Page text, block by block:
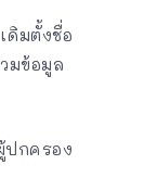
เดิมตั้งชื่อ
มข้อมูล
กครอง